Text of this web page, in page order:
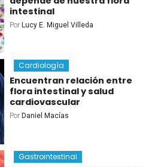
intestinal
Por Lucy E. Miguel Villeda
Cardiología
Encuentran relación entre
flora intestinal y salud
cardiovascular
Por Daniel Macías
Gastrointestinal